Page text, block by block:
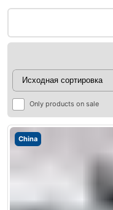
Only products on sale
China